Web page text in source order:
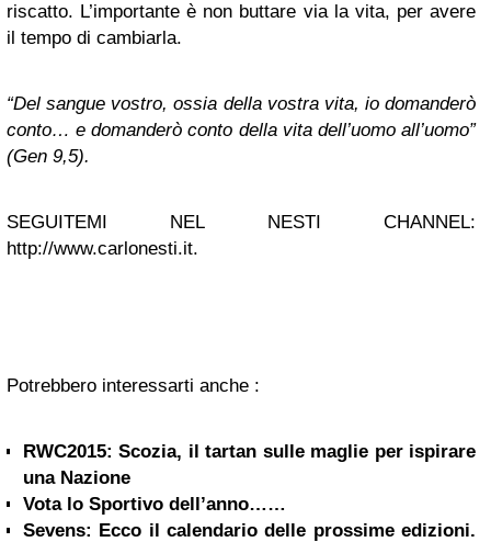
riscatto. L’importante è non buttare via la vita, per avere
il tempo di cambiarla.
“Del sangue vostro, ossia della vostra vita, io domanderò
conto… e domanderò conto della vita dell’uomo all’uomo”
(Gen 9,5).
SEGUITEMI NEL NESTI CHANNEL:
http://www.carlonesti.it.
Potrebbero interessarti anche :
RWC2015: Scozia, il tartan sulle maglie per ispirare
una Nazione
Vota lo Sportivo dell’anno……
Sevens: Ecco il calendario delle prossime edizioni.